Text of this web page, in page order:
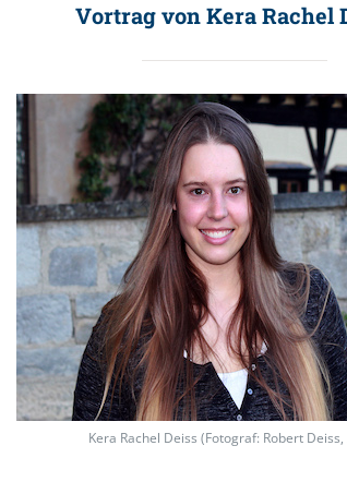
Vortrag von Kera Rachel
Kera Rachel Deiss (Fotograf: Robert Deiss,